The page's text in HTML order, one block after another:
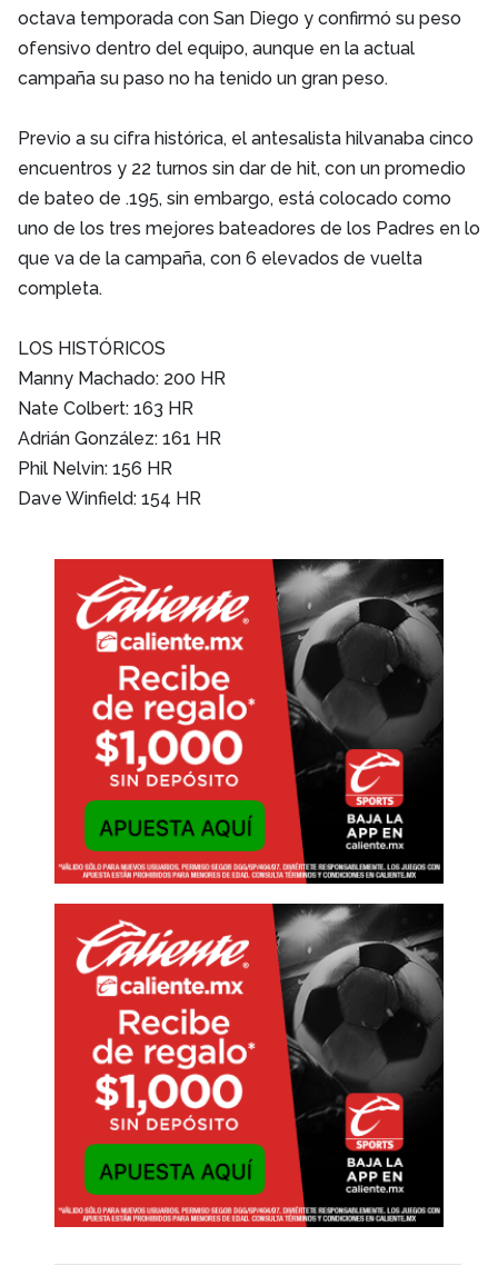
octava temporada con San Diego y confirmó su peso
ofensivo dentro del equipo, aunque en la actual
campaña su paso no ha tenido un gran peso.
Previo a su cifra histórica, el antesalista hilvanaba cinco
encuentros y 22 turnos sin dar de hit, con un promedio
de bateo de .195, sin embargo, está colocado como
uno de los tres mejores bateadores de los Padres en lo
que va de la campaña, con 6 elevados de vuelta
completa.
LOS HISTÓRICOS
Manny Machado: 200 HR
Nate Colbert: 163 HR
Adrián González: 161 HR
Phil Nelvin: 156 HR
Dave Winfield: 154 HR